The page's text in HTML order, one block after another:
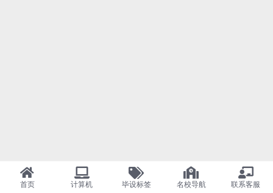
首页 计算机 毕设标签 名校导航 联系客服